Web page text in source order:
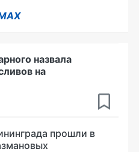
назвала
на
прошли в